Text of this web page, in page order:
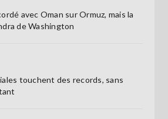
avec Oman sur Ormuz, mais la
de Washington
touchent des records, sans